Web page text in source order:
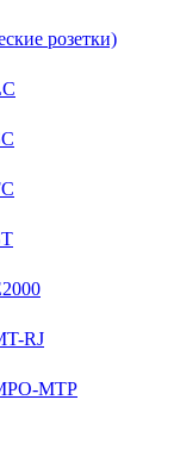
розетки)
RJ
MTP